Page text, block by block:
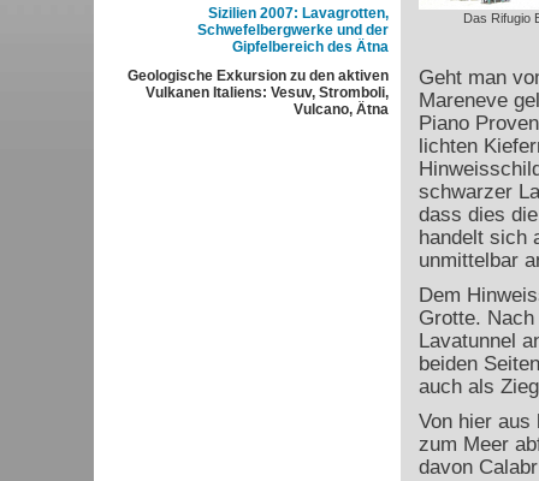
Sizilien 2007: Lavagrotten,
Schwefelbergwerke und der
Gipfelbereich des Ätna
Geologische Exkursion zu den aktiven
Vulkanen Italiens: Vesuv, Stromboli,
Vulcano, Ätna
Das Rifugio
Geht man
Mareneve
Piano
lichten
schwarzer
dass dies
handelt sich
unmittelbar
Dem
Grotte.
Lavatunnel
beiden
auch als
Von hier aus
zum Meer
davon